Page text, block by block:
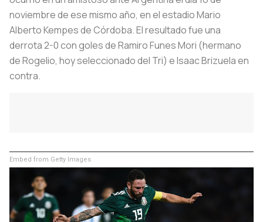
noviembre de ese mismo año, en el estadio Mario
Alberto Kempes de Córdoba. El resultado fue una
derrota 2-0 con goles de Ramiro Funes Mori (hermano
de Rogelio, hoy seleccionado del Tri) e Isaac Brizuela en
contra.
Embed from Getty Images